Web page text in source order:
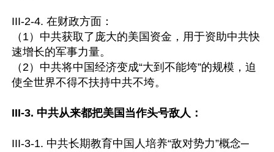
III-2-4. 在财政方面：
（1）中共获取了庞大的美国资金，用于资助中共快
速增长的军事力量。
（2）中共将中国经济变成“大到不能垮”的规模，迫
使全世界不得不扶持中共不垮。
III-3. 中共从来都把美国当作头号敌人：
III-3-1. 中共长期教育中国人培养“敌对势力”概念─